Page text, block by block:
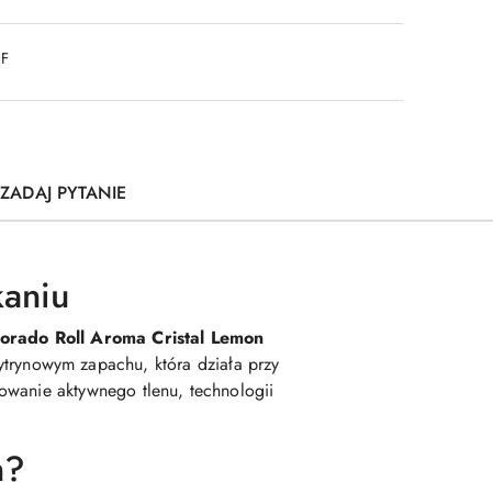
ZADAJ PYTANIE
Roll Aroma Cristal Lemon
zapachu, która działa przy
aktywnego tlenu, technologii